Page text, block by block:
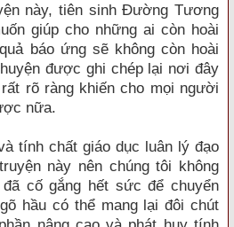
này, tiên sinh Đường Tương
giúp cho những ai còn hoài
báo ứng sẽ không còn hoài
được ghi chép lại nơi đây
rõ ràng khiến cho mọi người
nữa.
tính chất giáo dục luân lý đạo
này nên chúng tôi không
cố gắng hết sức để chuyển
hầu có thể mang lại đôi chút